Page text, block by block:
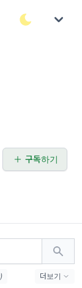
구독하기
더보기